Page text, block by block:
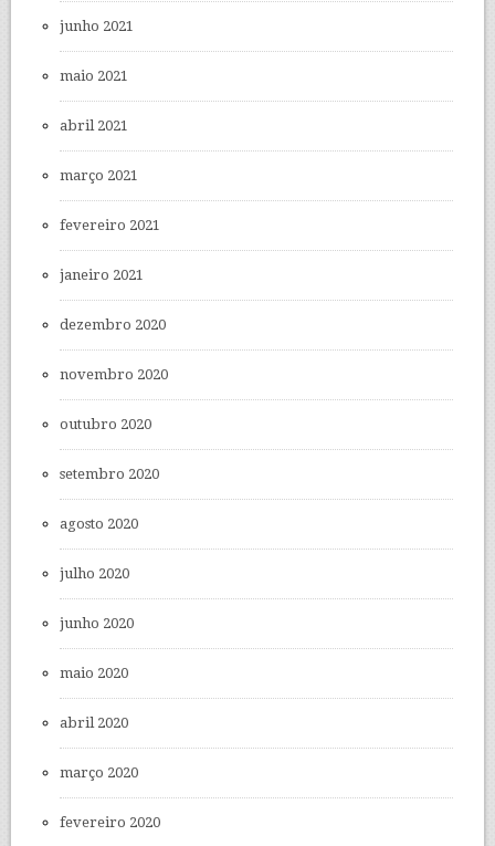
junho 2021
maio 2021
abril 2021
março 2021
fevereiro 2021
janeiro 2021
dezembro 2020
novembro 2020
outubro 2020
setembro 2020
agosto 2020
julho 2020
junho 2020
maio 2020
abril 2020
março 2020
fevereiro 2020